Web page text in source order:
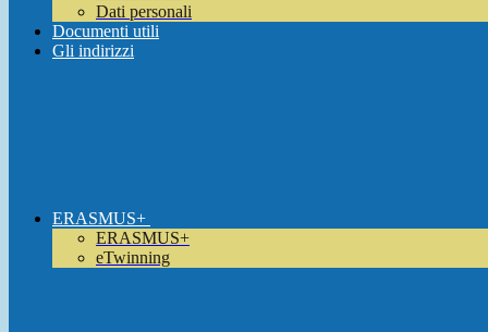
Dati personali
Documenti utili
Gli indirizzi
ERASMUS+
ERASMUS+
eTwinning